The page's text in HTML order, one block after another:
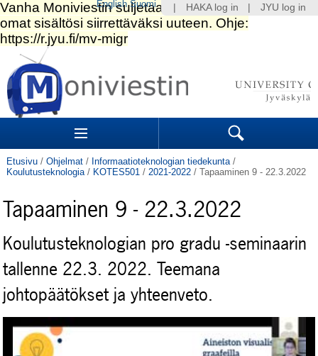
Siirry
sisältöön.
|
Siirry
navigointiin
Sections Search
Etusivu / Ohjelmat / Informaatioteknologian tiedekunta /
Koulutusteknologia / KOTES501 / 2021-2022 / Tapaaminen 9 - 22.3.2022
Tapaaminen 9 - 22.3.2022
Koulutusteknologian pro gradu -seminaarin
tallenne 22.3. 2022. Teemana
johtopäätökset ja yhteenveto.
HAKA log in JYU log in
English Suomi